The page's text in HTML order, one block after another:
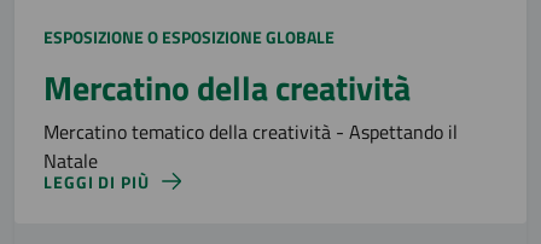
ESPOSIZIONE O ESPOSIZIONE GLOBALE
Mercatino della creatività
Mercatino tematico della creatività - Aspettando il
Natale
LEGGI DI PIÙ